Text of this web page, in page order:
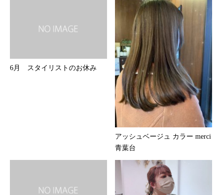
6月 スタイリストのお休み
アッシュベージュ カラー merci
青葉台